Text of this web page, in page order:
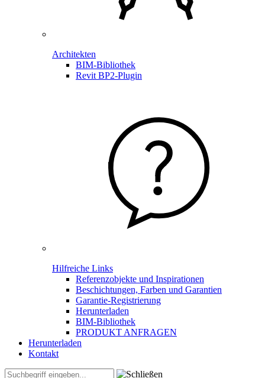
Architekten
BIM-Bibliothek
Revit BP2-Plugin
Hilfreiche Links
Referenzobjekte und Inspirationen
Beschichtungen, Farben und Garantien
Garantie-Registrierung
Herunterladen
BIM-Bibliothek
PRODUKT ANFRAGEN
Herunterladen
Kontakt